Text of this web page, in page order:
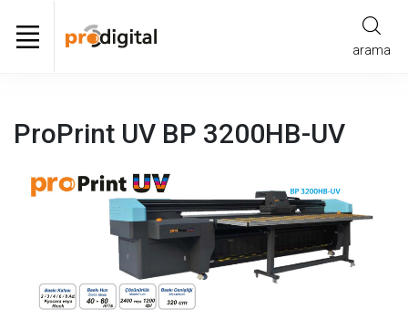
arama
ProPrint UV BP 3200HB-UV